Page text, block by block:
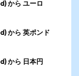
から ユーロ
から 英ポンド
から 日本円